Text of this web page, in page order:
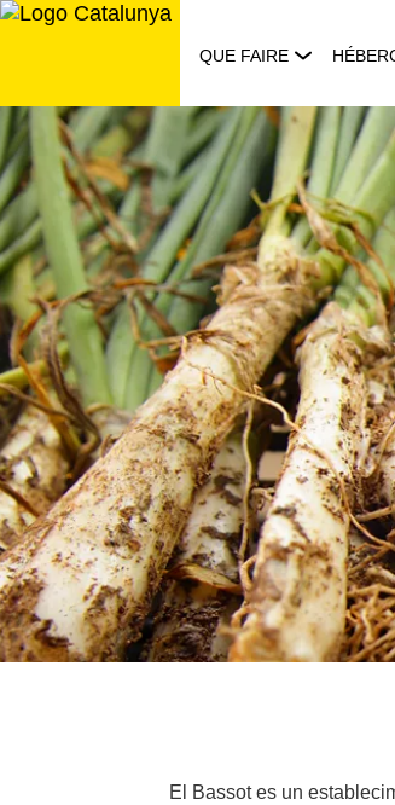
Aller
QUE FAIRE
El Bassot es un